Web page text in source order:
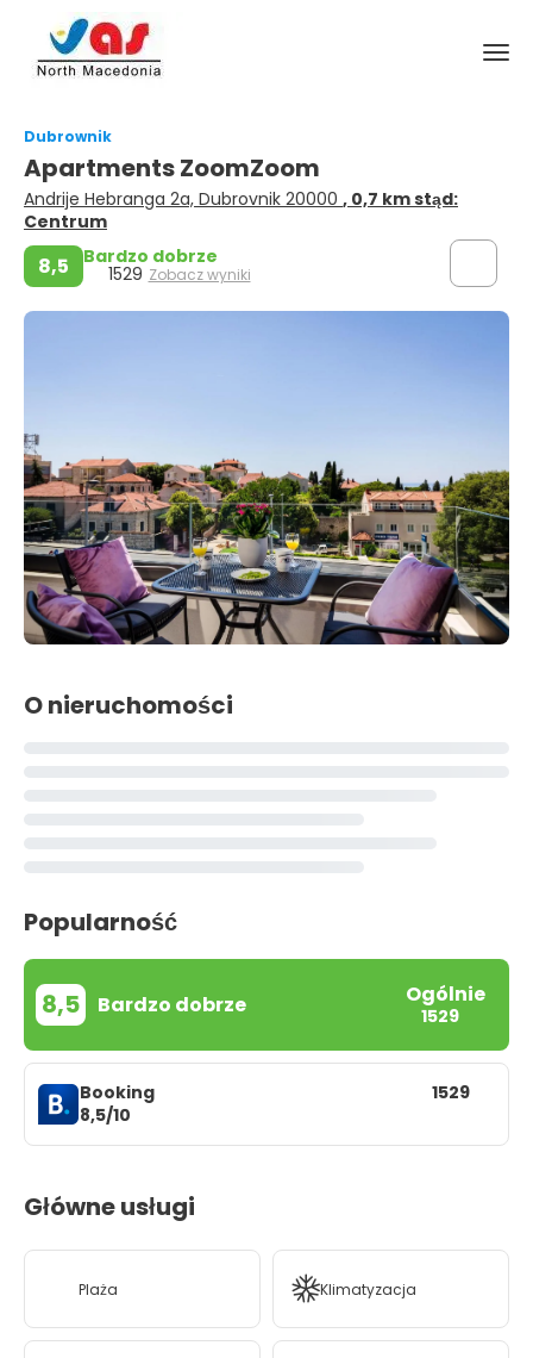
Dubrownik
Apartments ZoomZoom
Andrije Hebranga 2a, Dubrovnik 20000 , 0,7 km stąd:
Centrum
8,5 Bardzo dobrze
1529 Zobacz wyniki
O nieruchomości
Popularność
8,5 Bardzo dobrze Ogólnie
1529
Booking
8,5/10
1529
Główne usługi
Plaża Klimatyzacja